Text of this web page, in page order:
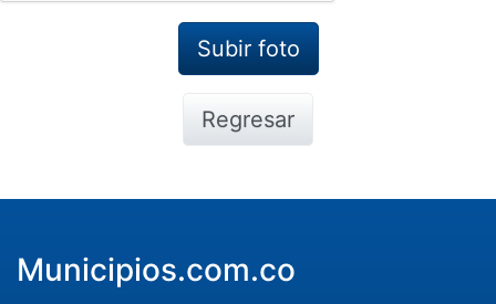
Regresar
Municipios.com.co